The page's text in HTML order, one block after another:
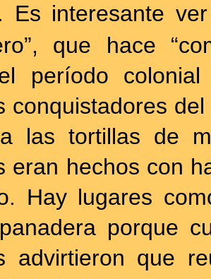
Es interesante
que hace
período
conquistadores
las tortillas de
eran hechos con
Hay lugares
porque
advirtieron que